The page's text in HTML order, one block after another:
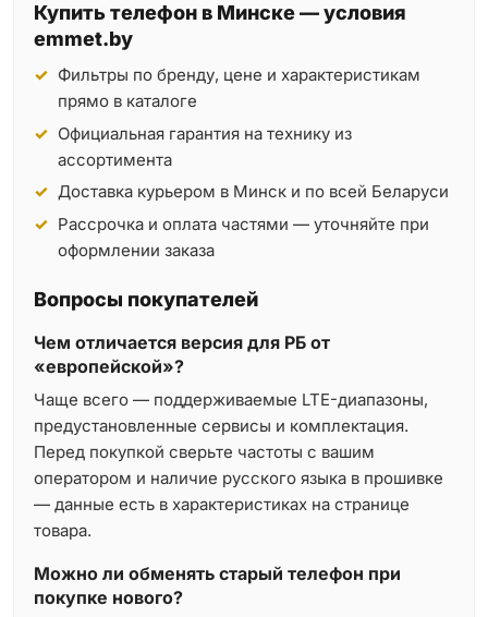
Купить телефон в Минске — условия
emmet.by
Фильтры по бренду, цене и характеристикам
прямо в каталоге
Официальная гарантия на технику из
ассортимента
Доставка курьером в Минск и по всей Беларуси
Рассрочка и оплата частями — уточняйте при
оформлении заказа
Вопросы покупателей
Чем отличается версия для РБ от
«европейской»?
Чаще всего — поддерживаемые LTE-диапазоны,
предустановленные сервисы и комплектация.
Перед покупкой сверьте частоты с вашим
оператором и наличие русского языка в прошивке
— данные есть в характеристиках на странице
товара.
Можно ли обменять старый телефон при
покупке нового?